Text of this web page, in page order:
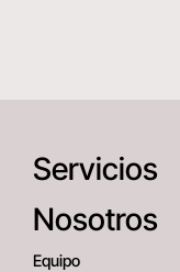
Servicios
Nosotros
Equipo